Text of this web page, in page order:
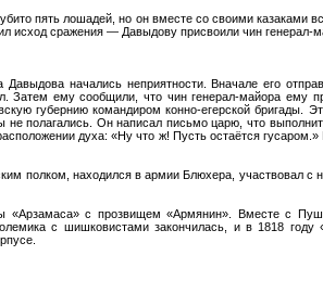
пять лошадей, но он вместе со своими казаками
исход сражения — Давыдову присвоили чин генерал-
начались неприятности. Вначале его
Затем ему сообщили, что чин генерал-майора ему
губернию командиром конно-егерской бригады.
не полагались. Он написал письмо царю, что
духа: «Ну что ж! Пусть остаётся
полком, находился в армии Блюхера, участвовал с
«Арзамаса» с прозвищем «Армянин». Вместе с
с шишковистами закончилась, и в 1818